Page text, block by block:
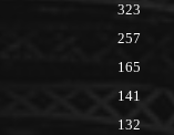
323
257
165
141
132